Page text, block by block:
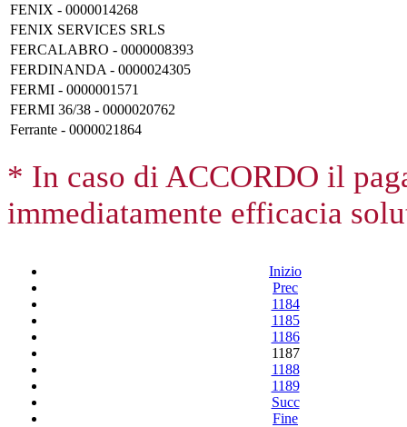
FENIX - 0000014268
FENIX SERVICES SRLS
FERCALABRO - 0000008393
FERDINANDA - 0000024305
FERMI - 0000001571
FERMI 36/38 - 0000020762
Ferrante - 0000021864
* In caso di ACCORDO il
immediatamente efficacia
Inizio
Prec
1184
1185
1186
1187
1188
1189
Succ
Fine